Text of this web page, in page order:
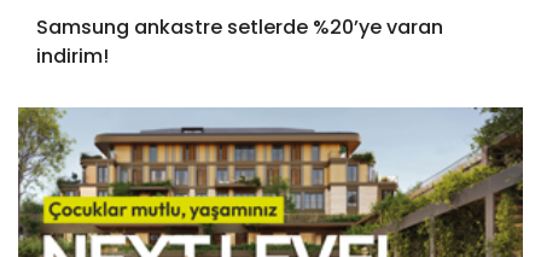
Samsung ankastre setlerde %20’ye varan
indirim!